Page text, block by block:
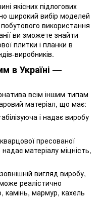
якісних підлогових
широкий вибір моделей
побутового використання
ви зможете знайти
плитки і планки в
виробників.
в Україні —
всім іншим типам
матеріал, що має:
і надає виробу
пресованої
матеріалу міцність,
вигляд виробу,
реалістично
камінь, мармур, кахель